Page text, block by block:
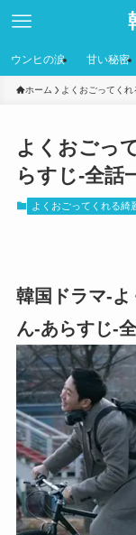
ウンヒの涙 甘い秘密
ホーム よくおごってくれ
よくおごっ
らすじ-全話
よくおごってくれる綺
韓国ドラマ-よ
ん-あらすじ-